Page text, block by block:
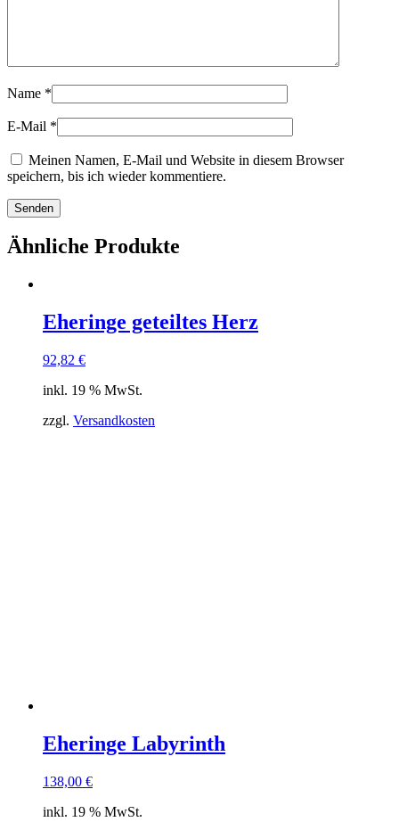
Name *
E-Mail *
Meinen Namen, E-Mail und Website in diesem Browser
speichern, bis ich wieder kommentiere.
Ähnliche Produkte
Eheringe geteiltes Herz
92,82 €
inkl. 19 % MwSt.
zzgl. Versandkosten
Eheringe Labyrinth
138,00 €
inkl. 19 % MwSt.